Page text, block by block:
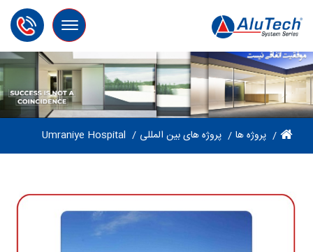
Toggle
navigation
پروژه ها پروژه های بین المللی Umraniye Hospital